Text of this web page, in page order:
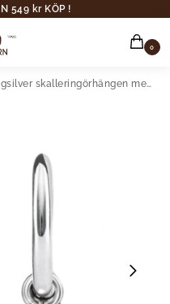
549 kr KÖP !
0
skalleringörhängen med svart kubisk zirkonia